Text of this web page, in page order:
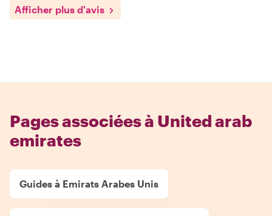
Afficher plus d'avis
Pages associées à United arab
emirates
Guides à Emirats Arabes Unis